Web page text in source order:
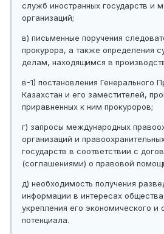
служб иностранных государств и
организаций;
в) письменные поручения
прокурора, а также определения
делам, находящимся в
в-1) постановления Генерального
Казахстан и его заместителей,
приравненных к ним прокуроров;
г) запросы международных
организаций и
государств в соответствии с
(соглашениями) о правовой
д) необходимость получения
информации в интересах
укрепления его экономического и
потенциала.